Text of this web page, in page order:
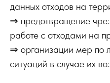
данных отходов на
⇒ предотвращение
работе с отходами на
⇒ организации мер по
ситуаций в случае их